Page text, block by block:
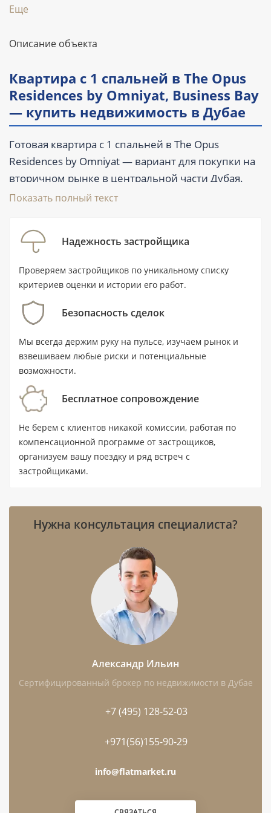
Еще
Описание объекта
Квартира с 1 спальней в The Opus
Residences by Omniyat, Business Bay
— купить недвижимость в Дубае
Готовая квартира с 1 спальней в The Opus
Residences by Omniyat — вариант для покупки на
вторичном рынке в центральной части Дубая.
Площадь лота составляет 96,5 м² (1 039 ft²),
терраса. Квартира продаётся с мебелью, а
комплекс уже сдан и подходит как для
аренды без ожидания завершения работ.
Ключевые характеристики
Тип: квартира с 1 спальней и 2
ванными комнатами.
Цена: от 4 000 000 AED.
Статус: готовый объект на вторичном
рынке; комплекс сдан в IV квартале 2023
года.
станция метро Business Bay — в 0,75 км.
Расстояния: до воды — 0,5 км, до
Девелопер: Omniyat.
Особенности: квартира с мебелью,
балконом и террасой; в комплексе
предусмотрены бассейн, лифт и
Чем интересен этот лот
конкретный лот, оценить состояние мебели,
оформления сделки.
Планировка с 1 спальней и 2 ванными
Показать полный текст
Надежность застройщика
Проверяем застройщиков по уникальному списку
критериев оценки и истории его работ.
Безопасность сделок
Мы всегда держим руку на пульсе, изучаем рынок и
взвешиваем любые риски и потенциальные
возможности.
Бесплатное сопровождение
Не берем с клиентов никакой комиссии, работая по
компенсационной программе от застрощиков,
организуем вашу поездку и ряд встреч с
застройщиками.
Нужна консультация специалиста?
Александр Ильин
Сертифицированный брокер по недвижимости в Дубае
+7 (495) 128-52-03
+971(56)155-90-29
info@flatmarket.ru